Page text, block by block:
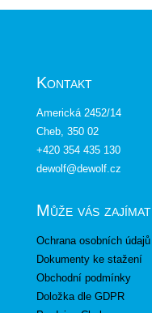
Kontakt
Americká 2452/14
Cheb, 350 02
+420 354 435 130
dewolf@dewolf.cz
Může vás zajímat
Ochrana osobních údajů
Dokumenty ke stažení
Obchodní podmínky
Doložka dle GDPR